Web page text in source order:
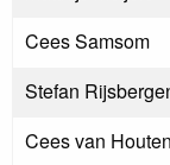
Cees Samsom
Stefan
Cees van Houten